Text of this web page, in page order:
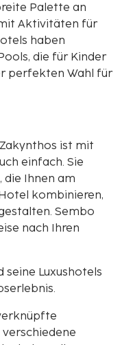
Palette an
Aktivitäten für
haben
die für Kinder
perfekten Wahl für
ist mit
einfach. Sie
die Ihnen am
kombinieren,
Sembo
nach Ihren
seine Luxushotels